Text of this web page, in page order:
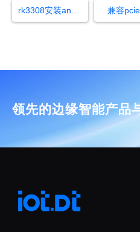
兼容
领先的边缘智能产品